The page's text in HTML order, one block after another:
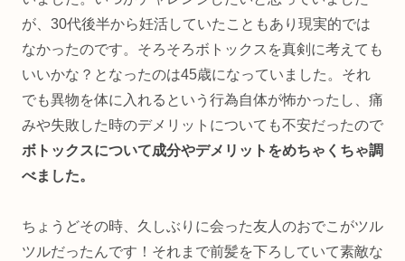
が、30代後半から妊活していたこともあり現実的では
なかったのです。そろそろボトックスを真剣に考えても
いいかな？となったのは45歳になっていました。それ
でも異物を体に入れるという行為自体が怖かったし、痛
みや失敗した時のデメリットについても不安だったので
ボトックスについて成分やデメリットをめちゃくちゃ調
べました。
ちょうどその時、久しぶりに会った友人のおでこがツル
ツルだったんです！それまで前髪を下ろしていて素敵な